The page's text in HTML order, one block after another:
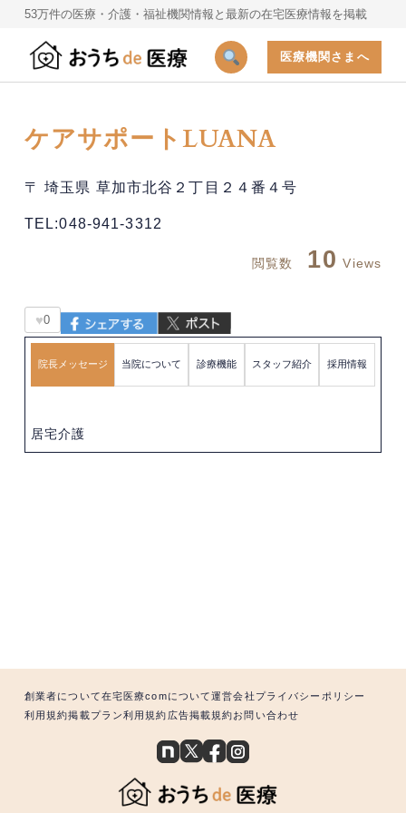
53万件の医療・介護・福祉機関情報と最新の在宅医療情報を掲載
医療機関さまへ
ケアサポートLUANA
〒 埼玉県 草加市北谷２丁目２４番４号
TEL:048-941-3312
閲覧数 10 Views
♥0
院長メッセージ 当院について 診療機能 スタッフ紹介 採用情報
居宅介護
創業者について在宅医療comについて運営会社 プライバシーポリシー
利用規約掲載プラン利用規約 広告掲載規約お問い合わせ